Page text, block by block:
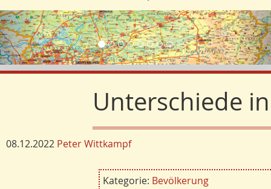
Vorherige
Unterschiede
08.12.2022 Peter Wittkampf
Kategorie: Bevölkerung